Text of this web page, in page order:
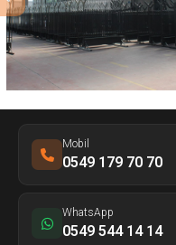
Mobil
0549 179 70 70
WhatsApp
0549 544 14 14